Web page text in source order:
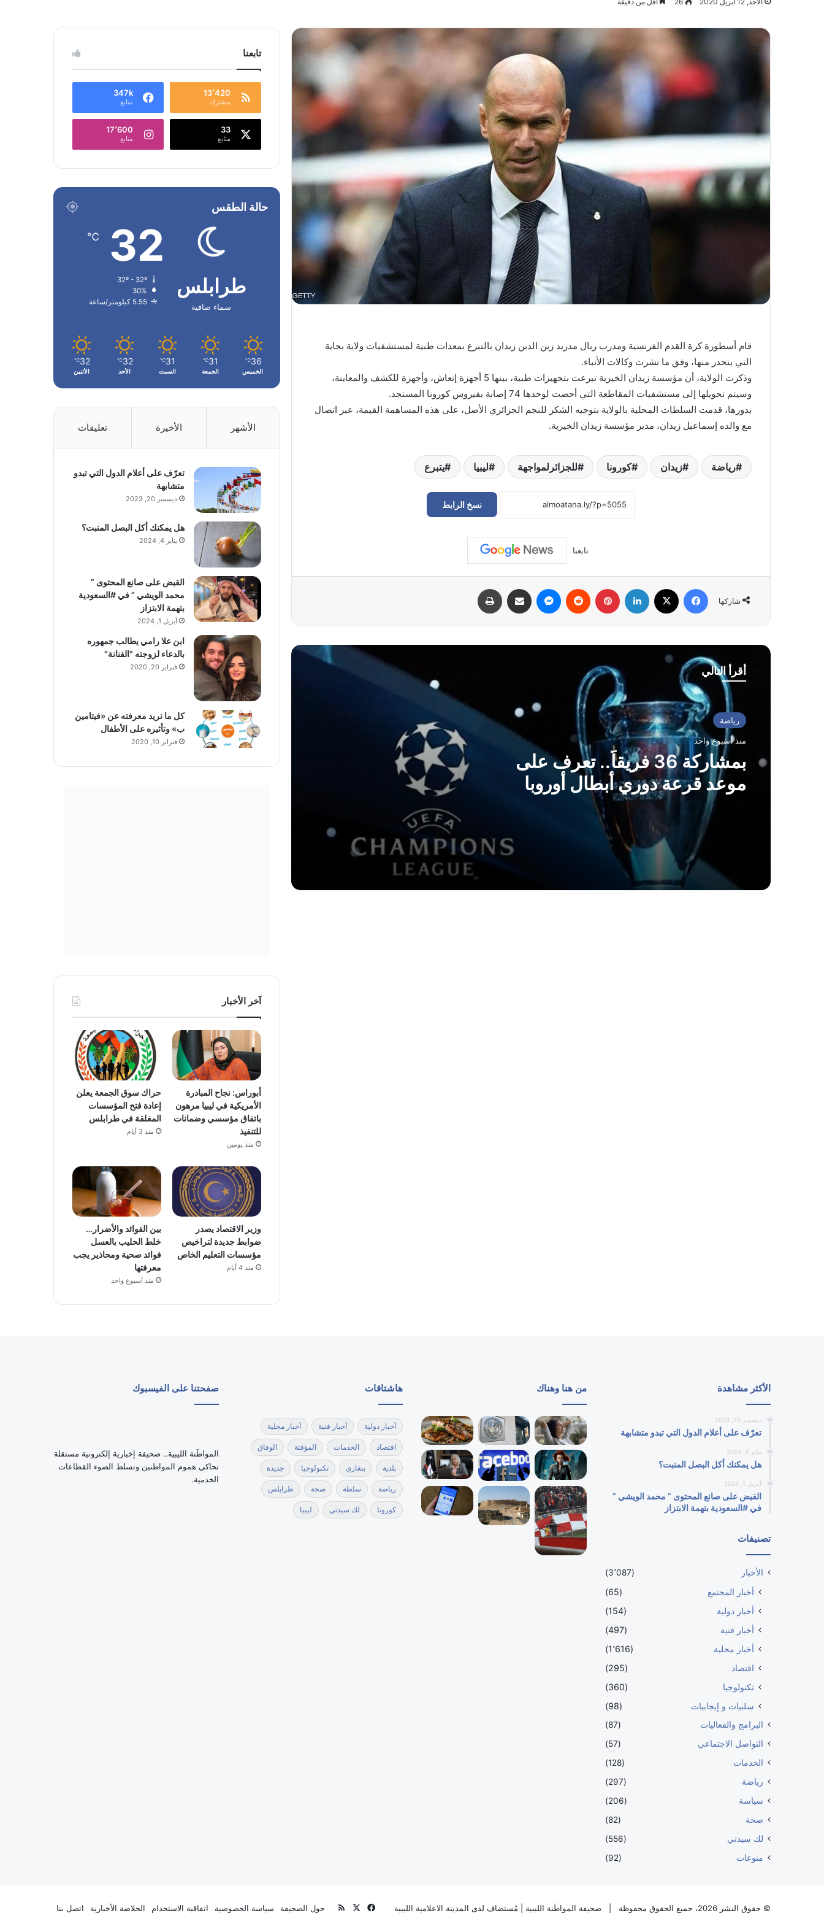
قام أسطورة كرة القدم الفرنسية ومدرب ريال مدريد زين الدين زيدان بالتبرع بمعدات طبية لمستشفيات ولاية بجاية
التي ينحدر منها، وفق ما نشرت وكالات الأنباء.
وذكرت الولاية، أن مؤسسة زيدان الخيرية تبرعت بتجهيزات طبية، بينها 5 أجهزة إنعاش، وأجهزة للكشف والمعاينة،
وسيتم تحويلها إلى مستشفيات المقاطعة التي أحصت لوحدها 74 إصابة بفيروس كورونا المستجد.
بدورها، قدمت السلطات المحلية بالولاية بتوجيه الشكر للنجم الجزائري الأصل، على هذه المساهمة القيمة، عبر اتصال
مع والده إسماعيل زيدان، مدير مؤسسة زيدان الخيرية.
رياضة زيدان كورونا للجزائرلمواجهة ليبيا يتبرع
نسخ الرابط
تابعنا
شاركها
فيسبوك لينكدإن بينتيريست ماسنجر مشاركة عبر البريد
أقرأ التالي
رياضة
منذ أسبوع واحد
بمشاركة 36 فريقاً.. تعرف على
موعد قرعة دوري أبطال أوروبا
2026-2027
كأس العالم لكرة القدم: لحظات لا تُنسى
في إنجاز تاريخي غير مسبوق منتخب ليبيا
يتوج بلقب مونديال كرة القدم الموحدة في
باريس
محمد صلاح يغادر ليفربول برقم قياسي
ودموع تاريخية
في أول مشاركة تاريخية.. ليبيا تحصد الذهب
والفضة والبرونز في بطولة أفريقيا للتزلج
الأهلي بنغازي يكتسح جوهانسبورغ ويحجز
مقعده في نهائيات BAL 2026 للمرة الثانية
تابعنا
13٬420
مشترك
347k
متابع
33
متابع
17٬600
متابع
حالة الطقس
طرابلس
سماء صافية
32
℃
30%
5.55 كيلومتر/ساعة
36
℃
الخميس
31
℃
الجمعة
31
℃
السبت
32
℃
الأحد
32
℃
الأثنين
الأشهر الأخيرة تعليقات
تعرّف على أعلام الدول التي تبدو
متشابهة
ديسمبر 20, 2023
هل يمكنك أكل البصل المنبت؟
يناير 4, 2024
القبض على صانع المحتوى ”
محمد الويشي ” في #السعودية
بتهمة الابتزاز
أبريل 1, 2024
ابن علا رامي يطالب جمهوره
بالدعاء لزوجته "الفنانة"
فبراير 20, 2020
كل ما تريد معرفته عن «فيتامين
ب» وتأثيره على الأطفال
فبراير 10, 2020
آخر الأخبار
أبوراس: نجاح المبادرة
الأمريكية في ليبيا مرهون
باتفاق مؤسسي وضمانات
للتنفيذ
منذ يومين
حراك سوق الجمعة يعلن
إعادة فتح المؤسسات
المغلقة في طرابلس
منذ 3 أيام
وزير الاقتصاد يصدر
ضوابط جديدة لتراخيص
مؤسسات التعليم الخاص
منذ 4 أيام
بين الفوائد والأضرار…
خلط الحليب بالعسل
فوائد صحية ومحاذير يجب
معرفتها
منذ أسبوع واحد
الأكثر مشاهدة
ديسمبر 20, 2023
تعرّف على أعلام الدول التي تبدو متشابهة
يناير 4, 2024
هل يمكنك أكل البصل المنبت؟
أبريل 1, 2024
القبض على صانع المحتوى ” محمد الويشي ”
في #السعودية بتهمة الابتزاز
تصنيفات
الأخبار (3٬087)
أخبار المجتمع
(65)
أخبار دولية
(154)
أخبار فنية
(497)
أخبار محلية
(1٬616)
اقتصاد
(295)
تكنولوجيا
(360)
سلبيات و إيجابيات
(98)
البرامج والفعاليات
(87)
التواصل الاجتماعي
(57)
الخدمات
(128)
رياضة
(297)
سياسة
(206)
صحة
(82)
لك سيدتي
(556)
منوعات
(92)
من هنا وهناك هاشتاقات
أخبار دولية أخبار فنية أخبار محلية
اقتصاد الخدمات المؤقتة الوفاق
بلدية بنغازي تكنولوجيا جديدة
رياضة سلطة صحة طرابلس
كورونا لك سيدتي ليبيا
صفحتنا على الفيسبوك
‏المواطَنة الليبية.. صحيفة إخبارية إلكترونية مستقلة
تحاكي هموم المواطنين وتسلط الضوء القطاعات
الخدمية.
© حقوق النشر 2026، جميع الحقوق محفوظة | صحيفة المواطَنة الليبية | مُستضاف لدى المدينة الاعلامية الليبية حول الصحيفة سياسة الخصوصية اتفاقية الاستخدام الخلاصة الأخبارية اتصل بنا فيسبوكملخص